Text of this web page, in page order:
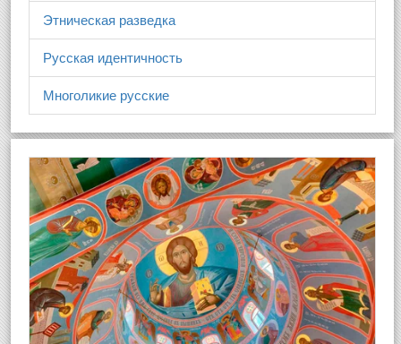
Этническая разведка
Русская идентичность
Многоликие русские